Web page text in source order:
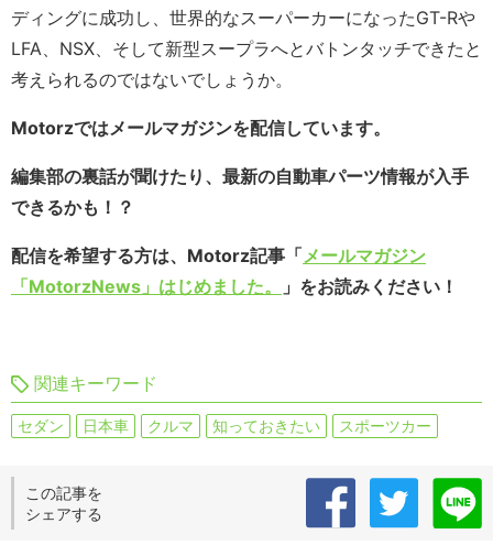
ディングに成功し、世界的なスーパーカーになったGT-Rや
LFA、NSX、そして新型スープラへとバトンタッチできたと
考えられるのではないでしょうか。
Motorzではメールマガジンを配信しています。
編集部の裏話が聞けたり、最新の自動車パーツ情報が入手
できるかも！？
配信を希望する方は、Motorz記事「メールマガジン
「MotorzNews」はじめました。
」をお読みください！
関連キーワード
セダン 日本車 クルマ 知っておきたい スポーツカー
この記事を
シェアする